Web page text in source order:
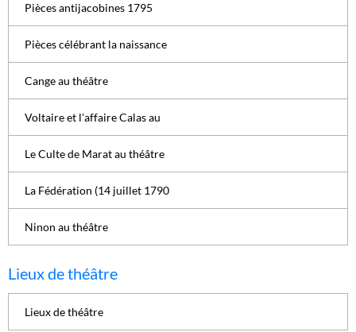
Pièces antijacobines 1795
Pièces célébrant la naissance
Cange au théâtre
Voltaire et l'affaire Calas au
Le Culte de Marat au théâtre
La Fédération (14 juillet 1790
Ninon au théâtre
Lieux de théâtre
Lieux de théâtre